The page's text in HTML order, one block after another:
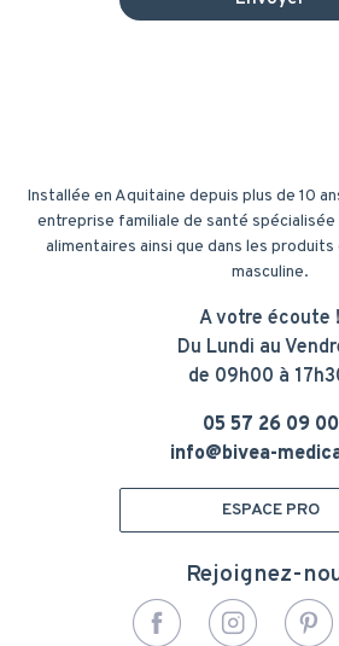
Installée en Aquitaine depuis plus de 10
entreprise familiale de santé
alimentaires ainsi que dans les
masculine.
A votre écoute !
Du Lundi au
de 09h00 à
05 57 26 09 00
info@bivea-
ESPACE PRO
Rejoignez-